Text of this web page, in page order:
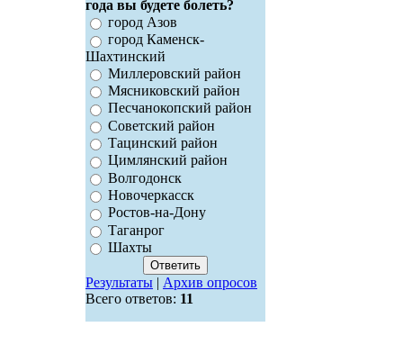
года вы будете болеть?
город Азов
город Каменск-
Шахтинский
Миллеровский район
Мясниковский район
Песчанокопский район
Советский район
Тацинский район
Цимлянский район
Волгодонск
Новочеркасск
Ростов-на-Дону
Таганрог
Шахты
Результаты| Архив опросов
Всего ответов: 11